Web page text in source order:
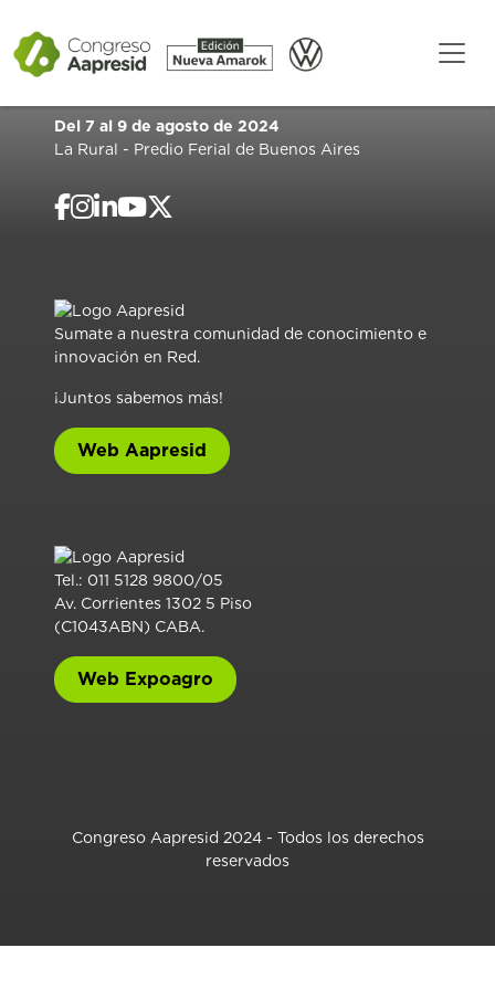
Del 7 al 9 de agosto de 2024
La Rural - Predio Ferial de Buenos Aires
Sumate a nuestra comunidad de conocimiento e
innovación en Red.
¡Juntos sabemos más!
Web Aapresid
Tel.: 011 5128 9800/05
Av. Corrientes 1302 5 Piso
(C1043ABN) CABA.
Web Expoagro
Congreso Aapresid 2024 - Todos los derechos
reservados